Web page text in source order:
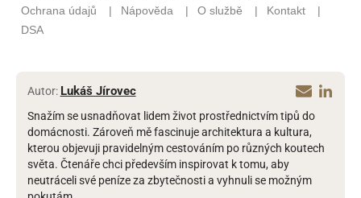
Autor: Lukáš Jírovec
Snažím se usnadňovat lidem život prostřednictvím tipů do
domácnosti. Zároveň mě fascinuje architektura a kultura,
kterou objevuji pravidelným cestováním po různých koutech
světa. Čtenáře chci především inspirovat k tomu, aby
neutráceli své peníze za zbytečnosti a vyhnuli se možným